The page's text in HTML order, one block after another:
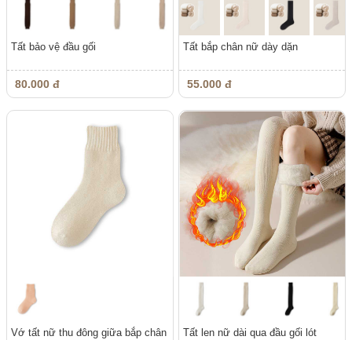
Tất bảo vệ đầu gối
80.000 đ
Tất bắp chân nữ dày dặn
55.000 đ
Vớ tất nữ thu đông giữa bắp chân
Tất len nữ dài qua đầu gối lót